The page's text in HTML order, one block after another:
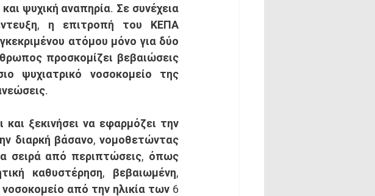
ψυχική αναπηρία. Σε συνέχεια
η επιτροπή του ΚΕΠΑ
ατόμου μόνο για δύο
προσκομίζει βεβαιώσεις
ψυχιατρικό νοσοκομείο της
διαρκή βάσανο, νομοθετώντας
σειρά από περιπτώσεις, όπως
καθυστέρηση, βεβαιωμένη,
από την ηλικία των 6